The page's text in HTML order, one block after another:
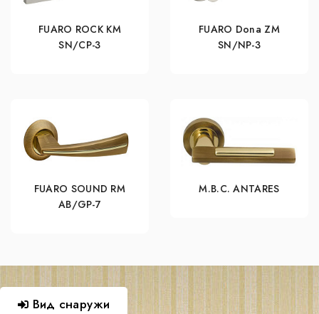
FUARO ROCK KM
SN/CP-3
FUARO Dona ZM
SN/NP-3
FUARO SOUND RM
AB/GP-7
M.B.C. ANTARES
Вид снаружи